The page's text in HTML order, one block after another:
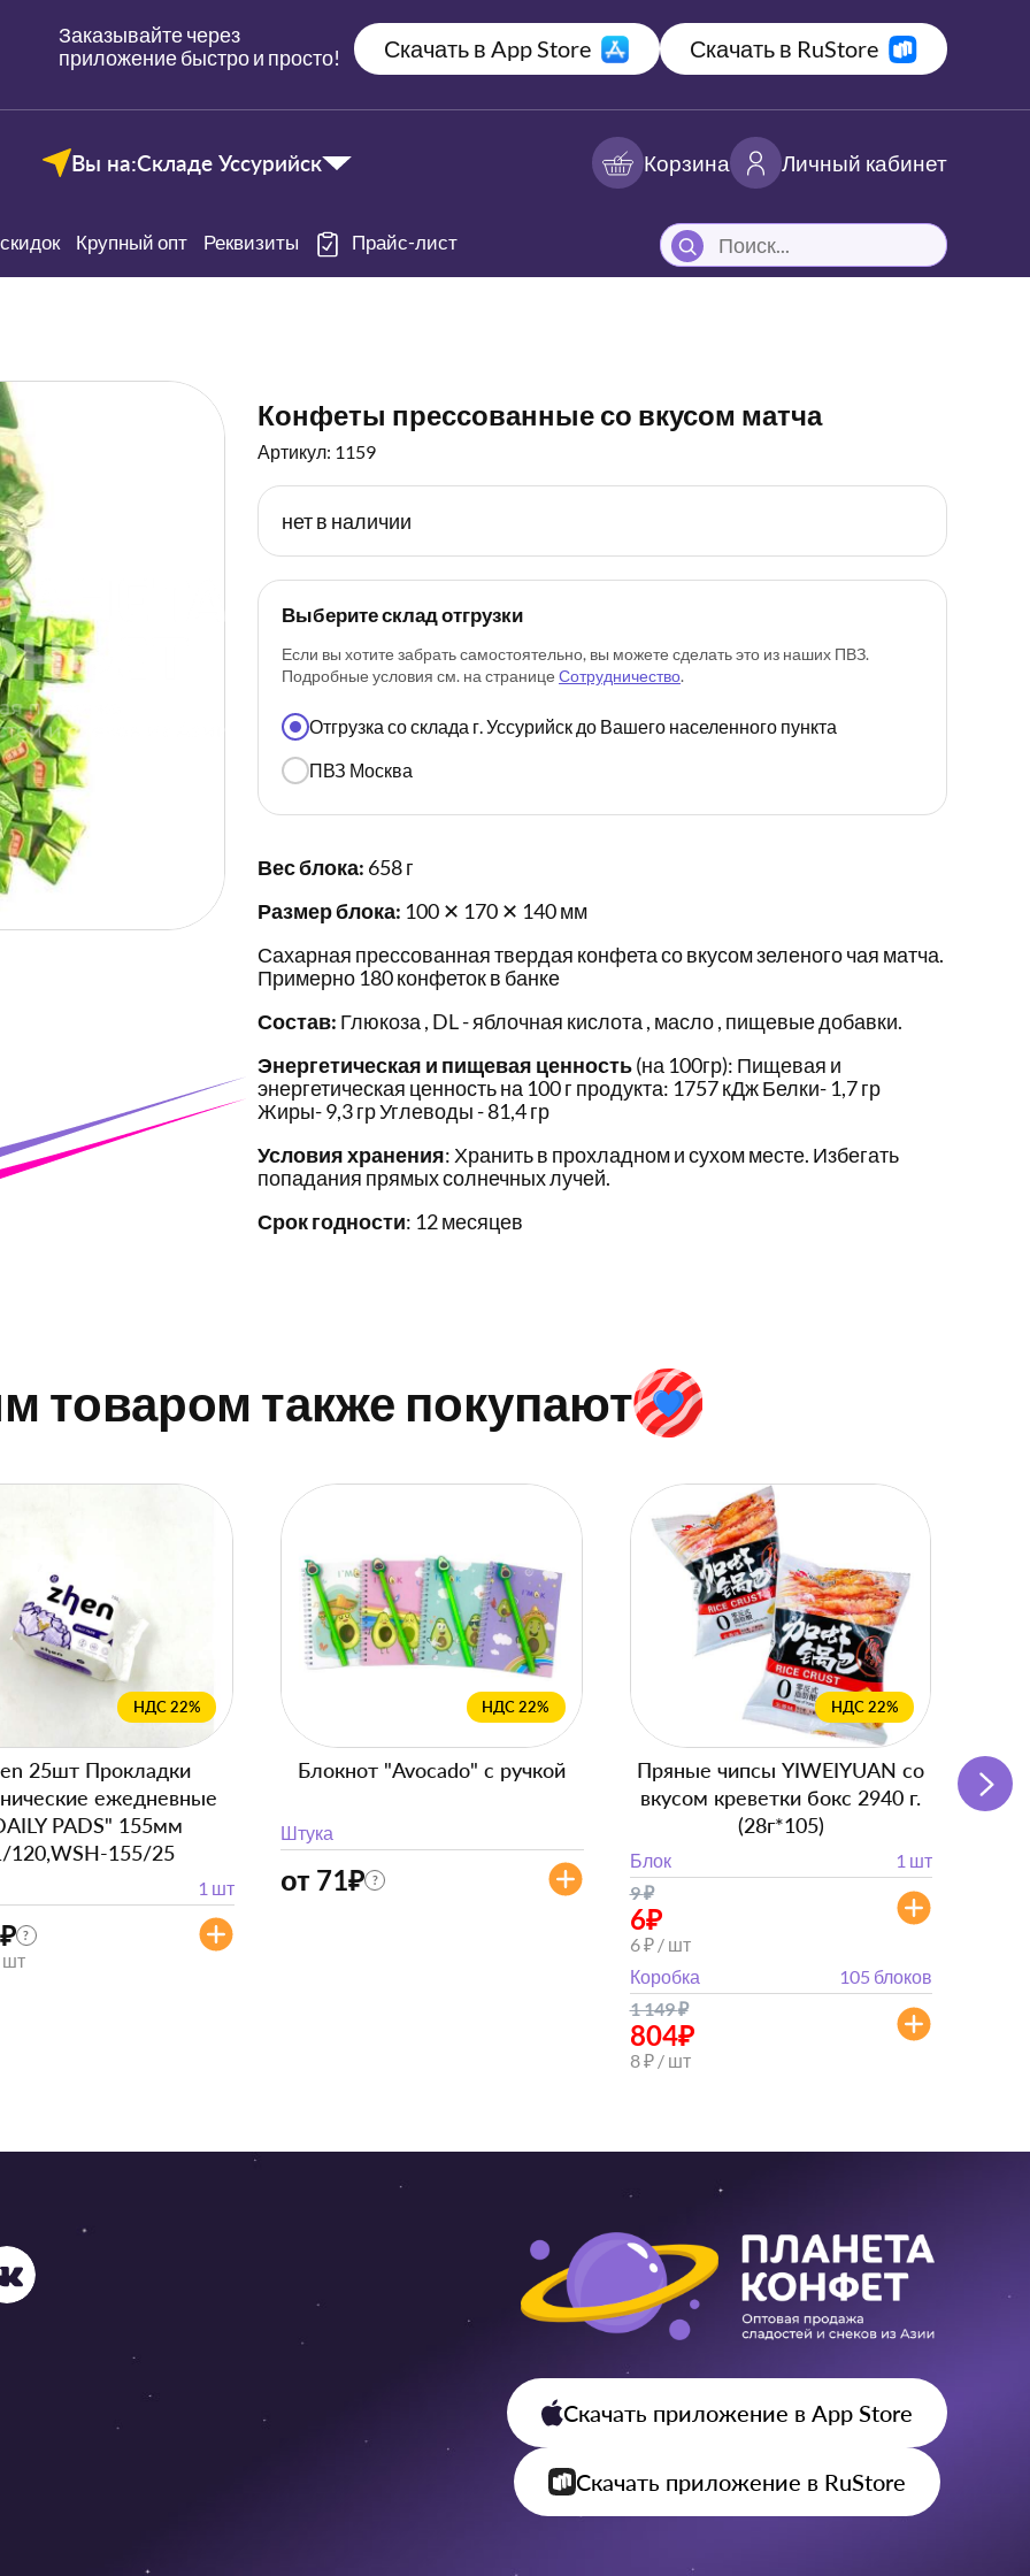
Заказывайте через
приложение быстро и просто!
Скачать в App Store Скачать в RuStore
Вы на:Складе Уссурийск Корзина Личный кабинет
Крупный опт Реквизиты Прайс-лист
Конфеты прессованные со вкусом матча
Артикул: 1159
нет в наличии
Выберите склад отгрузки
Если вы хотите забрать самостоятельно, вы можете сделать это из наших ПВЗ.
Подробные условия см. на странице Сотрудничество.
Отгрузка со склада г. Уссурийск до Вашего населенного пункта
ПВЗ Москва
Вес блока: 658 г
Размер блока: 100 ✕ 170 ✕ 140 мм
Сахарная прессованная твердая конфета со вкусом зеленого чая матча.
Примерно 180 конфеток в банке
Состав: Глюкоза , DL - яблочная кислота , масло , пищевые добавки.
Энергетическая и пищевая ценность(на 100гр): Пищевая и
энергетическая ценность на 100 г продукта: 1757 кДж Белки- 1,7 гр
Жиры- 9,3 гр Углеводы - 81,4 гр
Условия хранения: Хранить в прохладном и сухом месте. Избегать
попадания прямых солнечных лучей.
Срок годности: 12 месяцев
товаром также покупают
НДС 22%
25шт Прокладки
ежедневные
PADS" 155мм
120,WSH-155/25
1 шт
₽ ?
шт
НДС 22%
Блокнот "Avocado" с ручкой
Штука
от 71₽ ?
НДС 22%
Пряные чипсы YIWEIYUAN со
вкусом креветки бокс 2940 г.
(28г*105)
Блок
1 шт
9₽
6₽
6 ₽ / шт
Коробка
105 блоков
1 149₽
804₽
8 ₽ / шт
Скачать приложение в App Store
Скачать приложение в RuStore